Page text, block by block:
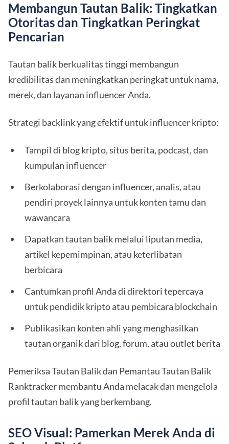
Membangun Tautan Balik: Tingkatkan
Otoritas dan Tingkatkan Peringkat
Pencarian
Tautan balik berkualitas tinggi membangun
kredibilitas dan meningkatkan peringkat untuk nama,
merek, dan layanan influencer Anda.
Strategi backlink yang efektif untuk influencer kripto:
Tampil di blog kripto, situs berita, podcast, dan
kumpulan influencer
Berkolaborasi dengan influencer, analis, atau
pendiri proyek lainnya untuk konten tamu dan
wawancara
Dapatkan tautan balik melalui liputan media,
artikel kepemimpinan, atau keterlibatan
berbicara
Cantumkan profil Anda di direktori tepercaya
untuk pendidik kripto atau pembicara blockchain
Publikasikan konten ahli yang menghasilkan
tautan organik dari blog, forum, atau outlet berita
Pemeriksa Tautan Balik dan Pemantau Tautan Balik
Ranktracker membantu Anda melacak dan mengelola
profil tautan balik yang berkembang.
SEO Visual: Pamerkan Merek Anda di